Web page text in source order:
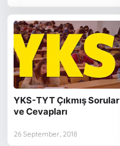
YKS-TYT Çıkmış Sorular
ve Cevapları
26 September, 2018